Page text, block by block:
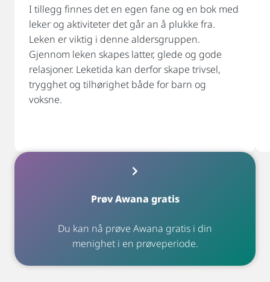
I tillegg finnes det en egen fane og en bok med
leker og aktiviteter det går an å plukke fra.
Leken er viktig i denne aldersgruppen.
Gjennom leken skapes latter, glede og gode
relasjoner. Leketida kan derfor skape trivsel,
trygghet og tilhørighet både for barn og
voksne.
Prøv Awana gratis
Du kan nå prøve Awana gratis i din
menighet i en prøveperiode.